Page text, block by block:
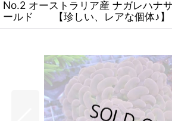
No.2 オーストラリア産 ナガレハナ
ールド 【珍しい、レアな個体♪】